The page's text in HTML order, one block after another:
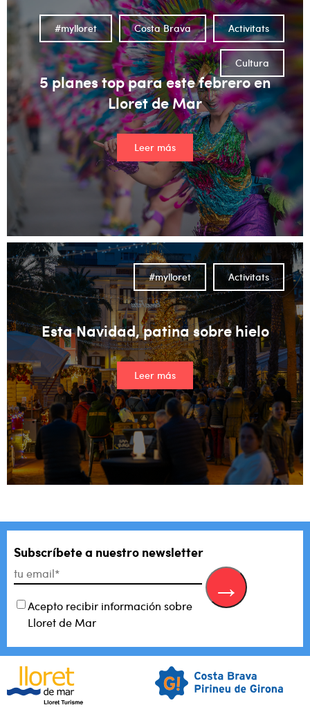
5 planes top para este febrero en
Lloret de Mar
Leer más
Activitats
Costa Brava
#mylloret
Cultura
Esta Navidad, patina sobre hielo
Leer más
Activitats
#mylloret
Subscríbete a nuestro newsletter
Acepto recibir información sobre
Lloret de Mar